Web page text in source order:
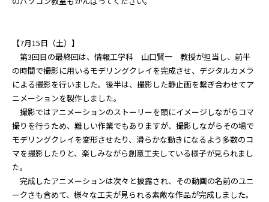
【7月15日（土）】
第3回目の最終回は、情報工学科 山口賢一 教授が担当し、前半
の時間で撮影に用いるモデリングクレイを完成させ、デジタルカメラ
による撮影を行いました。後半は、撮影した静止画を繋ぎ合わせてア
ニメーションを製作しました。
撮影ではアニメーションのストーリーを頭にイメージしながらコマ
撮りを行うため、難しい作業でもありますが、撮影しながらその場で
モデリングクレイを変形させたり、滑らかな動きになるよう多数のコ
マを撮影したりと、楽しみながら創意工夫している様子が見られまし
た。
完成したアニメーションは次々と披露され、その動画の名前のユニ
ークさも含めて、様々な工夫が見られる素敵な作品が完成しました。